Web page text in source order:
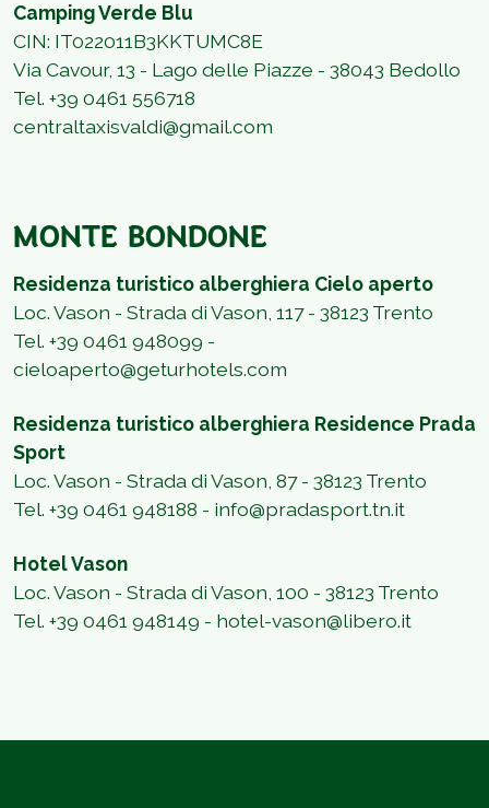
Camping Verde Blu
CIN: IT022011B3KKTUMC8E
Via Cavour, 13 - Lago delle Piazze - 38043 Bedollo
Tel. +39 0461 556718
centraltaxisvaldi@gmail.com
MONTE BONDONE
Residenza turistico alberghiera Cielo aperto
Loc. Vason - Strada di Vason, 117 - 38123 Trento
Tel. +39 0461 948099 -
cieloaperto@geturhotels.com
Residenza turistico alberghiera Residence Prada
Sport
Loc. Vason - Strada di Vason, 87 - 38123 Trento
Tel. +39 0461 948188 - info@pradasport.tn.it
Hotel Vason
Loc.Vason - Strada di Vason, 100 - 38123 Trento
Tel. +39 0461 948149 - hotel-vason@libero.it